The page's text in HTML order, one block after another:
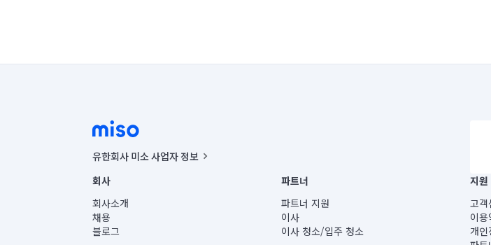
유한회사 미소 사업자 정보
사업자등록번호 : 291-87-00271 | 인허가번호 : 2016-3220163-14-5-00019 |
통신판매신고번호 : 2024-서울종로-1400(공정거래위원회 정보) |
대표이사 : CHING VICTOR COLUMBIA RHEE
주소 | 본사: 서울특별시 종로구 율곡로 6(중학동, 트윈트리빌딩) B동 5층
컨택센터 : 서울특별시 종로구 수송동 율곡로 24, 7층, 8층 미소
회사
회사소개
채용
블로그
파트너
파트너 지원
이사
이사 청소/입주 청소
지원
고객
이
개인